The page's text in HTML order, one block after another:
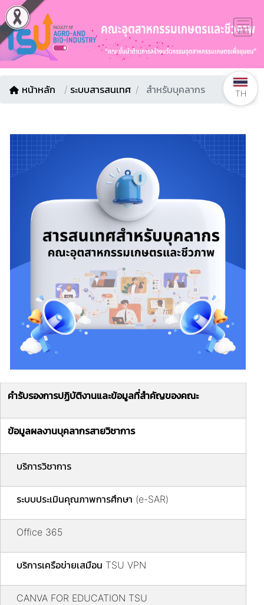
หน้าหลัก / ระบบสารสนเทศ สำหรับบุคลากร
คำรับรองการปฏิบัติงานและข้อมูลที่สำคัญของคณะ
ข้อมูลผลงานบุคลากรสายวิชาการ
บริการวิชาการ
ระบบประเมินคุณภาพการศึกษา (e-SAR)
Office 365
บริการเครือข่ายเสมือน TSU VPN
CANVA FOR EDUCATION TSU
TH